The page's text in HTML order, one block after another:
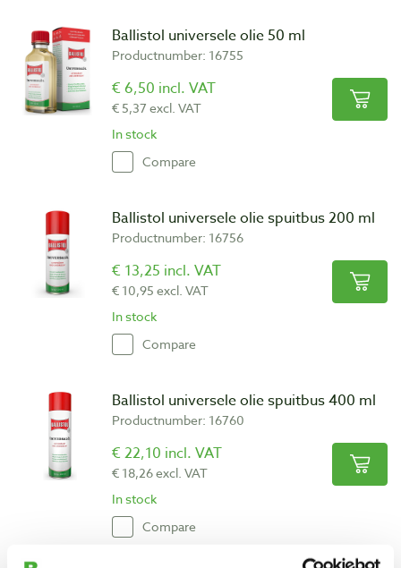
Ballistol universele olie 50 ml
Productnumber: 16755
€ 6,50 incl. VAT
€ 5,37 excl. VAT
In stock
Compare
Ballistol universele olie spuitbus 200 ml
Productnumber: 16756
€ 13,25 incl. VAT
€ 10,95 excl. VAT
In stock
Compare
Ballistol universele olie spuitbus 400 ml
Productnumber: 16760
€ 22,10 incl. VAT
€ 18,26 excl. VAT
In stock
Compare